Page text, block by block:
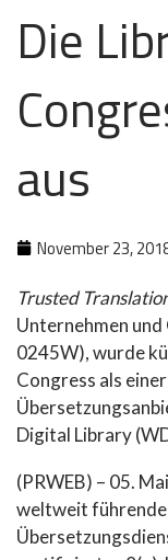
Die
aus
November 23,
Trusted
Unternehmen
0245W), wurde
Congress als
Digital Library
(PRWEB) – 05.
weltweit